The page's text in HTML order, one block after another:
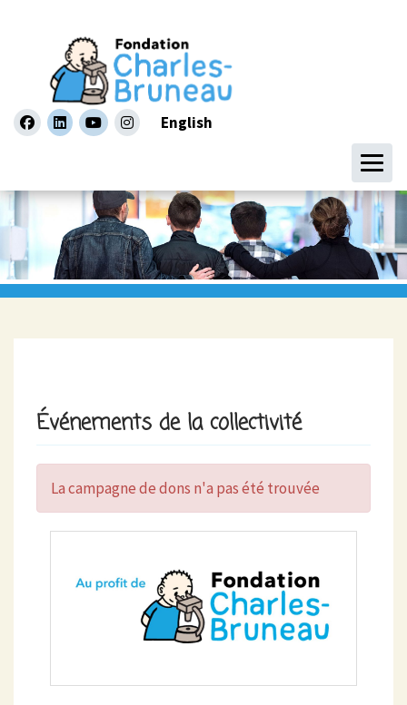
facebooklinkedinyoutubeinstagramEnglish
Événements de la collectivité
La campagne de dons n'a pas été trouvée